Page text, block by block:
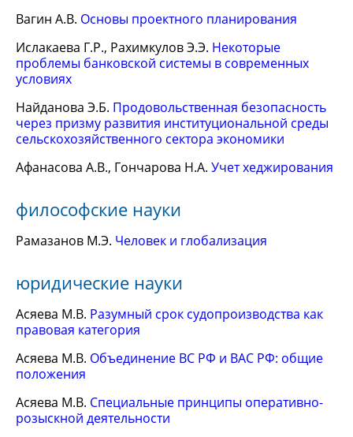
Вагин А.В. Основы проектного планирования
Ислакаева Г.Р., Рахимкулов Э.Э. Некоторые
проблемы банковской системы в современных
условиях
Найданова Э.Б. Продовольственная безопасность
через призму развития институциональной среды
сельскохозяйственного сектора экономики
Афанасова А.В., Гончарова Н.А. Учет хеджирования
философские науки
Рамазанов М.Э. Человек и глобализация
юридические науки
Асяева М.В. Разумный срок судопроизводства как
правовая категория
Асяева М.В. Объединение ВС РФ и ВАС РФ: общие
положения
Асяева М.В. Специальные принципы оперативно-
розыскной деятельности